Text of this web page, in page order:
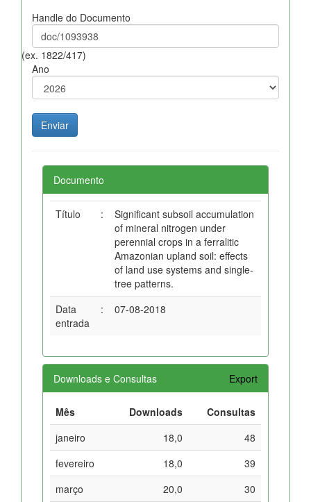
Handle do Documento
(ex. 1822/417)
Ano
Documento
Título :
Significant subsoil accumulation
of mineral nitrogen under
perennial crops in a ferralitic
Amazonian upland soil: effects
of land use systems and single-
tree patterns.
Data
entrada
: 07-08-2018
Downloads e Consultas Export
Mês Downloads
Consultas
janeiro
18,0
48
fevereiro
18,0
39
março
20,0
30